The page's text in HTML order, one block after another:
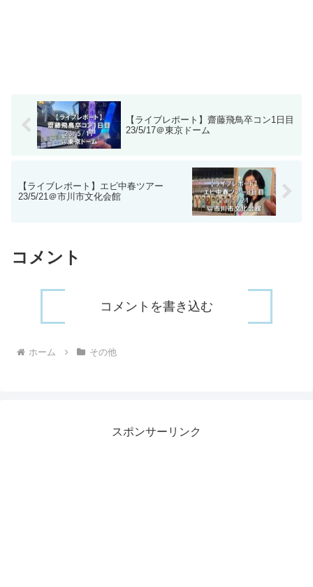
【ライブレポート】齋藤飛鳥卒コン1日目
23/5/17＠東京ドーム
【ライブレポート】エビ中春ツアー
23/5/21＠市川市文化会館
コメント
コメントを書き込む
ホーム その他
スポンサーリンク